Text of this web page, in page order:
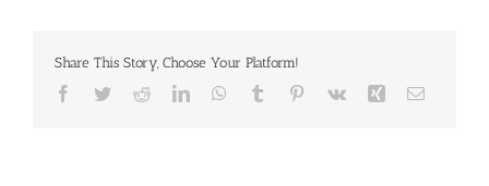
Share This Story, Choose Your Platform!
Facebook
TwitterRedditLinkedInWhatsApp
Tumblr Pinterest
Vk Xing E-